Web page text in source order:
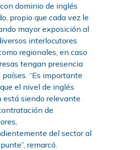
dominio de inglés
propio que cada vez le
mayor exposición al
interlocutores
regionales, en caso
tengan presencia
“Es importante
el nivel de inglés
está siendo relevante
de
del sector al
remarcó.